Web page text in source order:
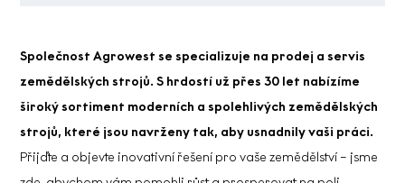
Společnost Agrowest se specializuje na prodej a servis
zemědělských strojů. S hrdostí už přes 30 let nabízíme
široký sortiment moderních a spolehlivých zemědělských
strojů, které jsou navrženy tak, aby usnadnily vaši práci.
Přijďte a objevte inovativní řešení pro vaše zemědělství – jsme